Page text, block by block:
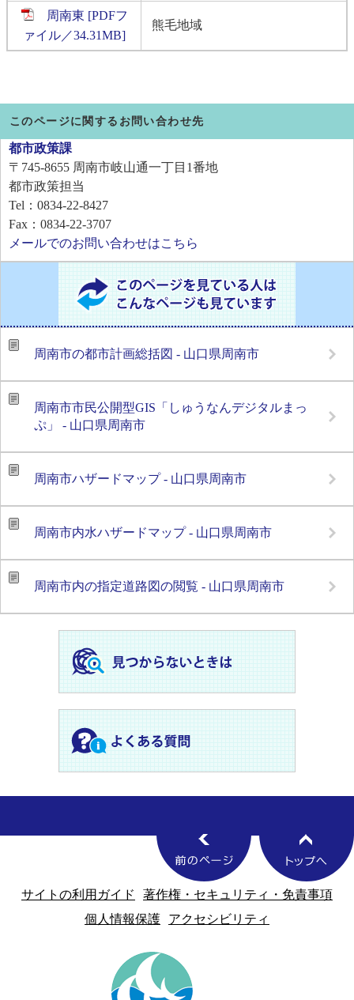
周南東 [PDFフ
ァイル／34.31MB]
熊毛地域
このページに関するお問い合わせ先
都市政策課
〒745-8655 周南市岐山通一丁目1番地
都市政策担当
Tel：0834-22-8427
Fax：0834-22-3707
メールでのお問い合わせはこちら
周南市の都市計画総括図 - 山口県周南市
周南市市民公開型GIS「しゅうなんデジタルまっ
ぷ」 - 山口県周南市
周南市ハザードマップ - 山口県周南市
周南市内水ハザードマップ - 山口県周南市
周南市内の指定道路図の閲覧 - 山口県周南市
サイトの利用ガイド
著作権・セキュリティ・免責事項
個人情報保護
アクセシビリティ